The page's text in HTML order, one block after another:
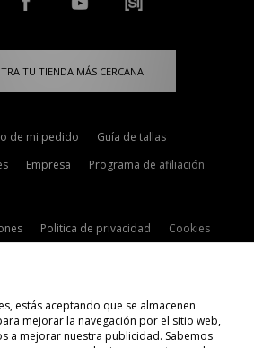
TU TIENDA MÁS CERCANA
de mi pedido
Guía de tallas
Empresa Programa de afiliación
Politica de privacidad
Cookies
estás aceptando que se almacenen
mejorar la navegación por el sitio web,
a mejorar nuestra publicidad. Sabemos